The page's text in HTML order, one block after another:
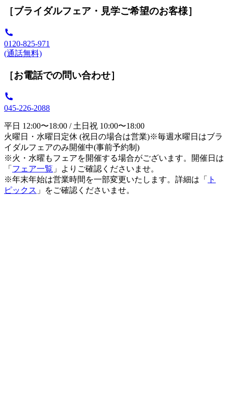
［ブライダルフェア・見学ご希望のお客様］
0120-825-971
(通話無料)
［お電話での問い合わせ］
045-226-2088
平日 12:00〜18:00 / 土日祝 10:00〜18:00
火曜日・水曜日定休 (祝日の場合は営業)※毎週水曜日はブラ
イダルフェアのみ開催中(事前予約制)
※火・水曜もフェアを開催する場合がございます。開催日は
「フェア一覧 」よりご確認くださいませ。
※年末年始は営業時間を一部変更いたします。詳細は「 ト
ピックス 」をご確認くださいませ。